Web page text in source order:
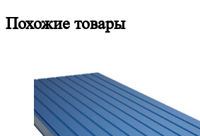
Похожие товары